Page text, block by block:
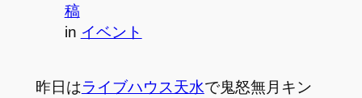
稿
in イベント
昨日はライブハウス天水で鬼怒無月キン